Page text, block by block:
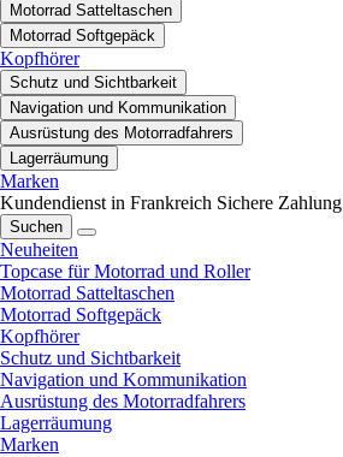
Motorrad Satteltaschen
Motorrad Softgepäck
Kopfhörer
Schutz und Sichtbarkeit
Navigation und Kommunikation
Ausrüstung des Motorradfahrers
Lagerräumung
Marken
Kundendienst in Frankreich Sichere Zahlung
Suchen
Neuheiten
Topcase für Motorrad und Roller
Motorrad Satteltaschen
Motorrad Softgepäck
Kopfhörer
Schutz und Sichtbarkeit
Navigation und Kommunikation
Ausrüstung des Motorradfahrers
Lagerräumung
Marken